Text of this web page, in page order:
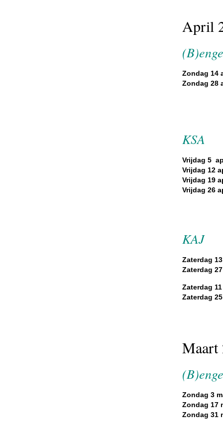
April
Zondag 14
Zondag 28
KSA
Vrijdag 5
Vrijdag 12
Vrijdag 19
Vrijdag 26
KAJ
Zaterdag
Zaterdag
Zaterdag
Zaterdag
Maart
Zondag 3
Zondag 17
Zondag 31